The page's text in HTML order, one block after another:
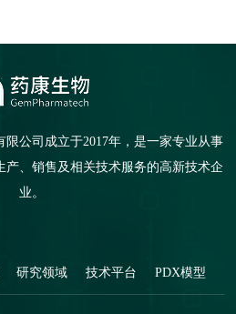
公司成立于2017年，是一家专业从事
产、销售及相关技术服务的高新技术企
业。
研究领域 技术平台 PDX模型